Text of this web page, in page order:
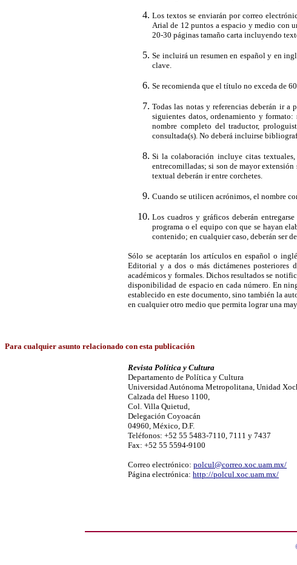
Los textos se enviarán por correo
Arial de 12 puntos a espacio y medio con
20-30 páginas tamaño carta incluyendo
Se incluirá un resumen en español y en
clave.
Se recomienda que el título no exceda de
Todas las notas y referencias deberán ir
siguientes datos, ordenamiento y
nombre completo del traductor,
consultada(s). No deberá incluirse
Si la colaboración incluye citas
entrecomilladas; si son de mayor
textual deberán ir entre corchetes.
Cuando se utilicen acrónimos, el nombre
Los cuadros y gráficos deberán
programa o el equipo con que se hayan
contenido; en cualquier caso, deberán ser
Sólo se aceptarán los artículos en español o
Editorial y a dos o más dictámenes posteriores
académicos y formales. Dichos resultados se
disponibilidad de espacio en cada número. En
establecido en este documento, sino también la
en cualquier otro medio que permita lograr una
Para cualquier asunto relacionado con esta publicación
Revista Política y Cultura
Departamento de Política y Cultura
Universidad Autónoma Metropolitana, Unidad
Calzada del Hueso 1100,
Col. Villa Quietud,
Delegación Coyoacán
04960, México, D.F.
Teléfonos: +52 55 5483-7110, 7111 y 7437
Fax: +52 55 5594-9100
Correo electrónico: polcul@correo.xoc.uam.mx/
Página electrónica: http://polcul.xoc.uam.mx/